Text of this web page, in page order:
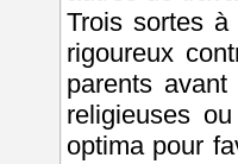
Trois sortes
rigoureux
parents
religieuses
optima pour